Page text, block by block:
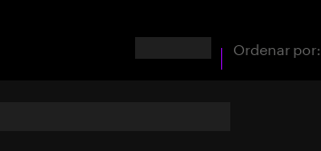
Ordenar por: